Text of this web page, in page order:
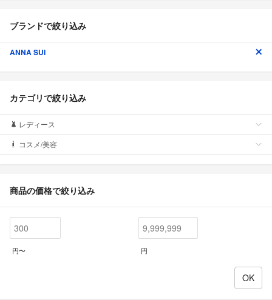
ブランドで絞り込み
ANNA SUI
カテゴリで絞り込み
レディース
コスメ/美容
商品の価格で絞り込み
円〜 円